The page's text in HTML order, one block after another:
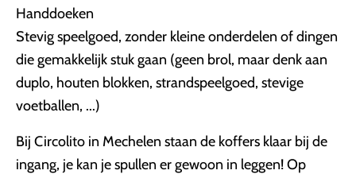
Handdoeken
Stevig speelgoed, zonder kleine onderdelen of dingen
die gemakkelijk stuk gaan (geen brol, maar denk aan
duplo, houten blokken, strandspeelgoed, stevige
voetballen, ...)
Bij Circolito in Mechelen staan de koffers klaar bij de
ingang, je kan je spullen er gewoon in leggen! Op